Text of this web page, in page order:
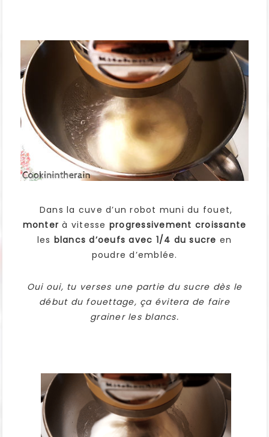
Dans la cuve d’un robot muni du fouet,
monterà vitesse progressivement croissante
les blancs d’oeufs avec 1/4 du sucre en
poudre d’emblée.
Oui oui, tu verses une partie du sucre dès le
début du fouettage, ça évitera de faire
grainer les blancs.